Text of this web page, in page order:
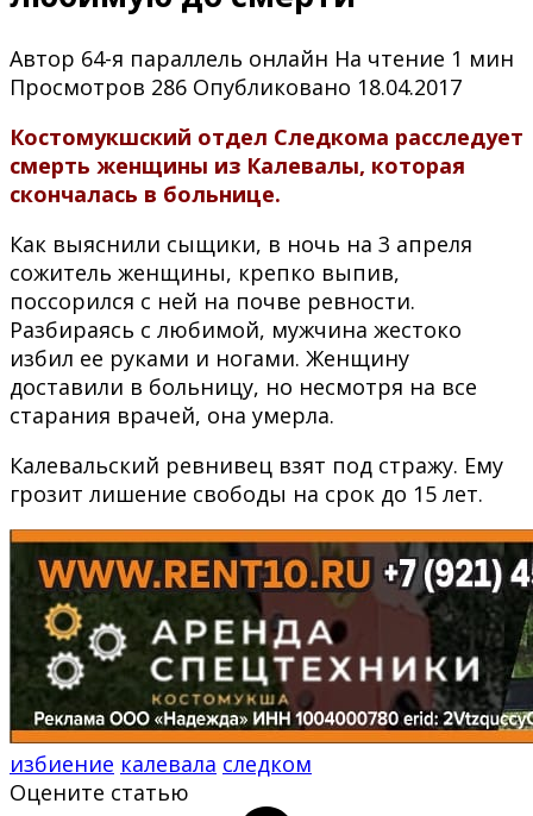
Автор 64-я параллель онлайн На чтение 1 мин
Просмотров 286 Опубликовано 18.04.2017
Костомукшский отдел Следкома расследует
смерть женщины из Калевалы, которая
скончалась в больнице.
Как выяснили сыщики, в ночь на 3 апреля
сожитель женщины, крепко выпив,
поссорился с ней на почве ревности.
Разбираясь с любимой, мужчина жестоко
избил ее руками и ногами. Женщину
доставили в больницу, но несмотря на все
старания врачей, она умерла.
Калевальский ревнивец взят под стражу. Ему
грозит лишение свободы на срок до 15 лет.
избиение калевала следком
Оцените статью